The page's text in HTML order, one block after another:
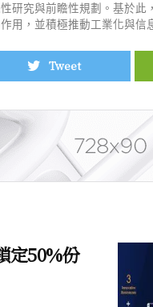
研究與前瞻性規劃。基於此
用，並積極推動工業化與信
Tweet
定50%份